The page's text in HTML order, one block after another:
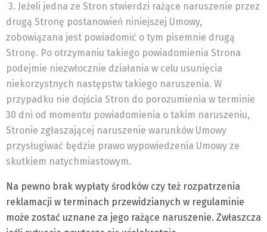
3. Jeżeli jedna ze Stron stwierdzi rażące naruszenie przez
drugą Stronę postanowień niniejszej Umowy,
zobowiązana jest powiadomić o tym pisemnie drugą
Stronę. Po otrzymaniu takiego powiadomienia Strona
podejmie niezwłocznie działania w celu usunięcia
niekorzystnych następstw takiego naruszenia. W
przypadku nie dojścia Stron do porozumienia w terminie
30 dni od momentu powiadomienia o takim naruszeniu,
Stronie zgłaszającej naruszenie warunków Umowy
przysługiwać będzie prawo wypowiedzenia Umowy ze
skutkiem natychmiastowym.
Na pewno brak wypłaty środków czy też rozpatrzenia
reklamacji w terminach przewidzianych w regulaminie
może zostać uznane za jego rażące naruszenie. Zwłaszcza